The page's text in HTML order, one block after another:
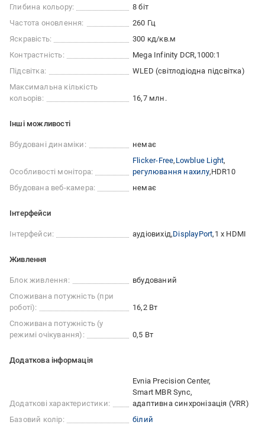
Глибина кольору:
8 біт
Частота оновлення:
260 Гц
Яскравість:
300 кд/кв.м
Контрастність:
Mega Infinity DCR 1000:1
Підсвітка:
WLED (світлодіодна підсвітка)
Максимальна кількість
кольорів:
16,7 млн.
Iншi можливостi
Вбудовані динаміки: немає
Особливості монітора:
Flicker-Free Lowblue Light
регулювання нахилу HDR10
Вбудована веб-камера:
немає
Інтерфейси
Інтерфейси: аудіовихід DisplayPort 1 x HDMI
Живлення
Блок живлення:
вбудований
Споживана потужність (при
роботі):
16,2 Вт
Споживана потужність (у
режимі очікування):
0,5 Вт
Додаткова інформація
Додаткові характеристики:
Evnia Precision Center
Smart MBR Sync
адаптивна синхронізація (VRR)
Базовий колір:
білий